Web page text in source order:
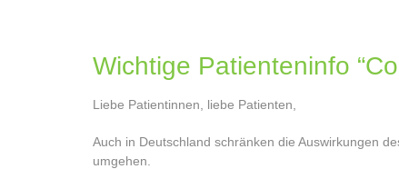
Wichtige Patienteninfo
Liebe Patientinnen, liebe Patienten,
Auch in Deutschland schränken die Auswirkungen
umgehen.